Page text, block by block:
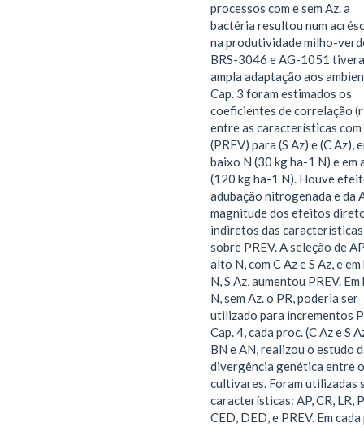
processos com e sem Az. a
bactéria resultou num
na produtividade milho-
BRS-3046 e AG-1051
ampla adaptação aos
Cap. 3 foram estimados os
coeficientes de correlação
entre as características com
(PREV) para (S Az) e (C Az),
baixo N (30 kg ha-1 N) e em
(120 kg ha-1 N). Houve
adubação nitrogenada e da
magnitude dos efeitos
indiretos das características
sobre PREV. A seleção de
alto N, com C Az e S Az, e
N, S Az, aumentou PREV.
N, sem Az. o PR, poderia ser
utilizado para incrementos
Cap. 4, cada proc. (C Az e S
BN e AN, realizou o estudo
divergência genética entre
cultivares. Foram utilizadas
características: AP, CR, LR,
CED, DED, e PREV. Em